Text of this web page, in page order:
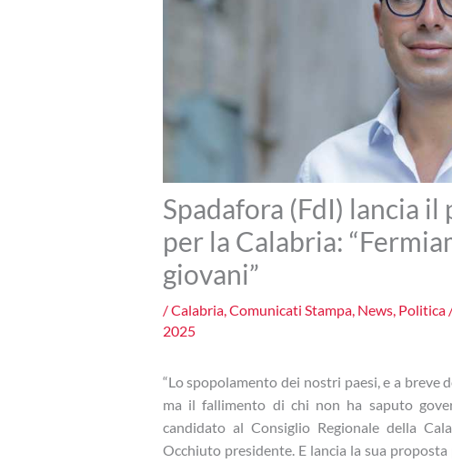
Spadafora (FdI) lancia
per la Calabria:
giovani”
/Calabria,Comunicati Stampa, News, Politica
2025
“Lo spopolamento dei nostri paesi, e a
ma il fallimento di chi non ha saputo
candidato al Consiglio Regionale della
Occhiuto presidente. E lancia la sua